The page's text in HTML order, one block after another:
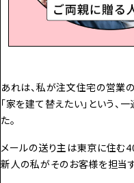
あれは、私が注文住宅の営業
「家を建て替えたい」という
た。
メールの送り主は東京に住む
新人の私がそのお客様を担当